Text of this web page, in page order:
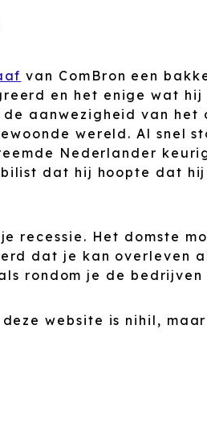
van ComBron een
en het enige wat
aanwezigheid van
wereld. Al snel
Nederlander
dat hij hoopte dat
recessie. Het domste
dat je kan overleven
rondom je de
website is nihil,